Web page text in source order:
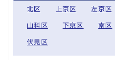
北区 上京区 左京区
山科区 下京区 南区
伏見区